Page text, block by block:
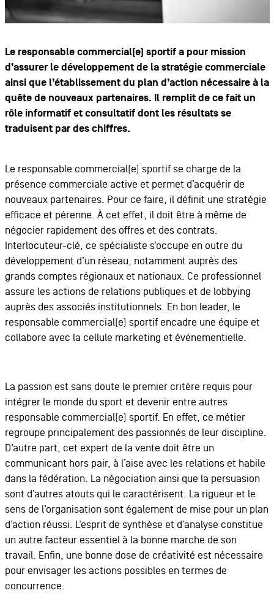
Le responsable commercial(e) sportif a pour mission
d’assurer le développement de la stratégie commerciale
ainsi que l’établissement du plan d’action nécessaire à la
quête de nouveaux partenaires. Il remplit de ce fait un
rôle informatif et consultatif dont les résultats se
traduisent par des chiffres.
Le responsable commercial(e) sportif se charge de la
présence commerciale active et permet d’acquérir de
nouveaux partenaires. Pour ce faire, il définit une stratégie
efficace et pérenne. À cet effet, il doit être à même de
négocier rapidement des offres et des contrats.
Interlocuteur-clé, ce spécialiste s’occupe en outre du
développement d’un réseau, notamment auprès des
grands comptes régionaux et nationaux. Ce professionnel
assure les actions de relations publiques et de lobbying
auprès des associés institutionnels. En bon leader, le
responsable commercial(e) sportif encadre une équipe et
collabore avec la cellule marketing et événementielle.
La passion est sans doute le premier critère requis pour
intégrer le monde du sport et devenir entre autres
responsable commercial(e) sportif. En effet, ce métier
regroupe principalement des passionnés de leur discipline.
D’autre part, cet expert de la vente doit être un
communicant hors pair, à l’aise avec les relations et habile
dans la fédération. La négociation ainsi que la persuasion
sont d’autres atouts qui le caractérisent. La rigueur et le
sens de l’organisation sont également de mise pour un plan
d’action réussi. L’esprit de synthèse et d’analyse constitue
un autre facteur essentiel à la bonne marche de son
travail. Enfin, une bonne dose de créativité est nécessaire
pour envisager les actions possibles en termes de
concurrence.